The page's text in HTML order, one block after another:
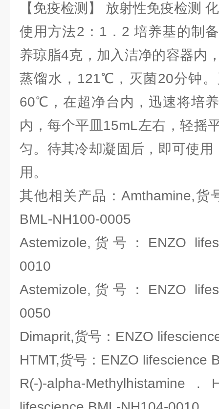
【免疫检测】 放射性免疫检测
使用方法2：1．2 培养基的制
养琼脂4克，加入洁净的容器内
蒸馏水，121℃，灭菌20分钟
60℃，在超净台内，迅速将培
内，每个平皿15mL左右，轻摇
匀。待其冷却凝固后，即可使
用。
其他相关产品：Amthamine,货
BML-NH100-0005
Astemizole,货号：ENZO
0010
Astemizole,货号：ENZO
0050
Dimaprit,货号：ENZO
HTMT,货号：ENZO lifescience
R(-)-alpha-Methylhistamine